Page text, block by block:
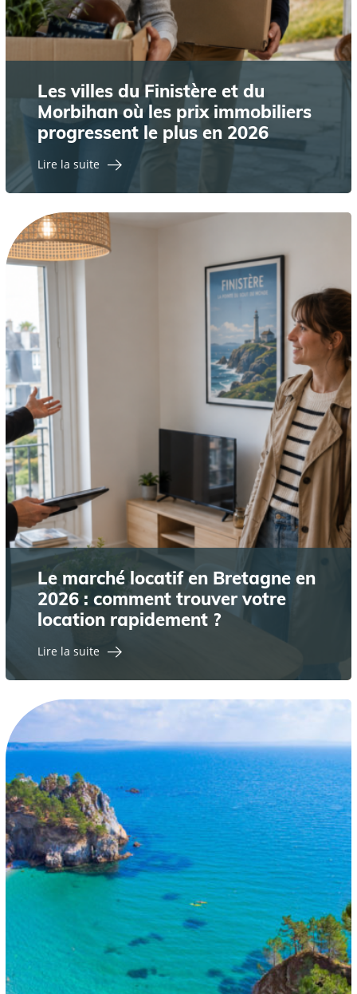
Les villes du Finistère et du
Morbihan où les prix immobiliers
progressent le plus en 2026
Lire la suite
Le marché locatif en Bretagne en
2026 : comment trouver votre
location rapidement ?
Lire la suite